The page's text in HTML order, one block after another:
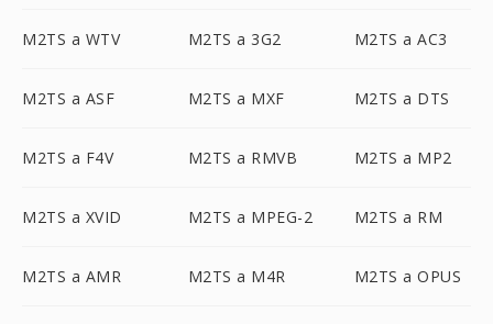
M2TS a WTV M2TS a 3G2 M2TS a AC3
M2TS a ASF M2TS a MXF M2TS a DTS
M2TS a F4V M2TS a RMVB M2TS a MP2
M2TS a XVID M2TS a MPEG-2 M2TS a RM
M2TS a AMR M2TS a M4R M2TS a OPUS